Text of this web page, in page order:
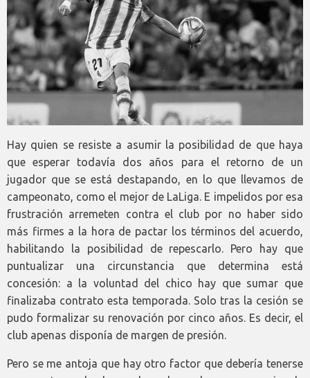
Hay quien se resiste a asumir la posibilidad de que haya
que esperar todavía dos años para el retorno de un
jugador que se está destapando, en lo que llevamos de
campeonato, como el mejor de LaLiga. E impelidos por esa
frustración arremeten contra el club por no haber sido
más firmes a la hora de pactar los términos del acuerdo,
habilitando la posibilidad de repescarlo. Pero hay que
puntualizar una circunstancia que determina está
concesión: a la voluntad del chico hay que sumar que
finalizaba contrato esta temporada. Solo tras la cesión se
pudo formalizar su renovación por cinco años. Es decir, el
club apenas disponía de margen de presión.
Pero se me antoja que hay otro factor que debería tenerse